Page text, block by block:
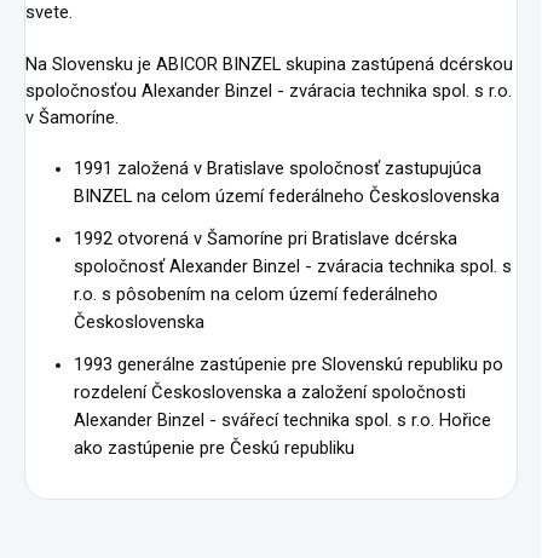
svete.
Na Slovensku je ABICOR BINZEL skupina zastúpená dcérskou
spoločnosťou Alexander Binzel - zváracia technika spol. s r.o.
v Šamoríne.
1991 založená v Bratislave spoločnosť zastupujúca
BINZEL na celom území federálneho Československa
1992 otvorená v Šamoríne pri Bratislave dcérska
spoločnosť Alexander Binzel - zváracia technika spol. s
r.o. s pôsobením na celom území federálneho
Československa
1993 generálne zastúpenie pre Slovenskú republiku po
rozdelení Československa a založení spoločnosti
Alexander Binzel - svářecí technika spol. s r.o. Hořice
ako zastúpenie pre Českú republiku